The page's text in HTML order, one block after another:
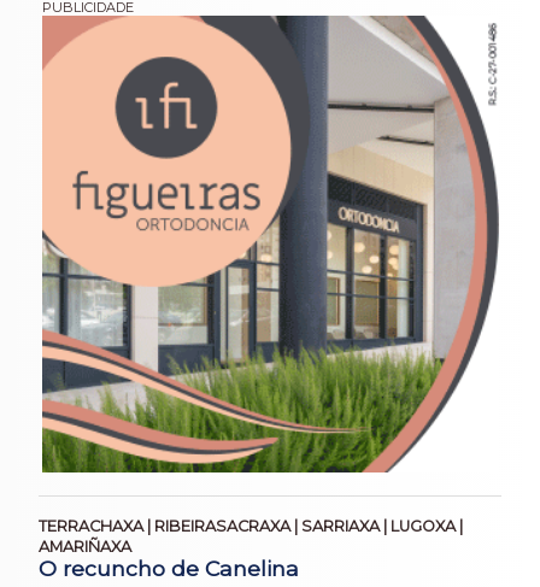
TERRACHAXA | RIBEIRASACRAXA | SARRIAXA | LUGOXA |
AMARIÑAXA
O recuncho de Canelina